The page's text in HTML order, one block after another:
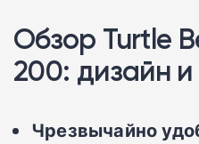
Обзор Turtle
200: дизайн
Чрезвычайно